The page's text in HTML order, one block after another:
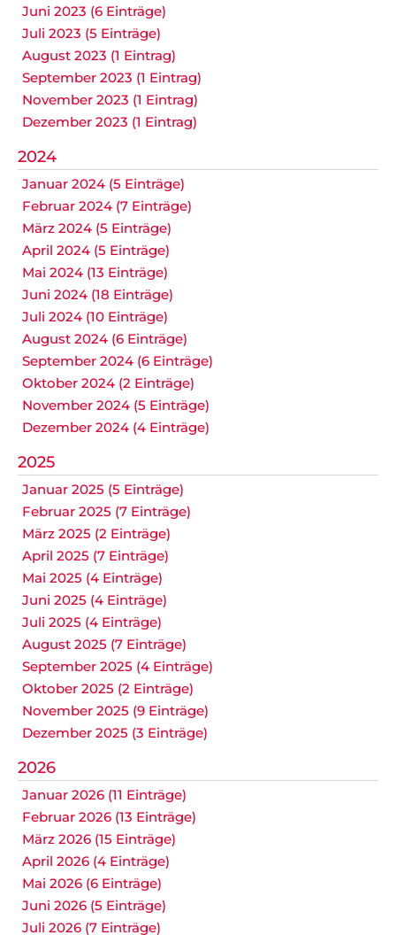
Juni 2023 (6 Einträge)
Juli 2023 (5 Einträge)
August 2023 (1 Eintrag)
September 2023 (1 Eintrag)
November 2023 (1 Eintrag)
Dezember 2023 (1 Eintrag)
2024
Januar 2024 (5 Einträge)
Februar 2024 (7 Einträge)
März 2024 (5 Einträge)
April 2024 (5 Einträge)
Mai 2024 (13 Einträge)
Juni 2024 (18 Einträge)
Juli 2024 (10 Einträge)
August 2024 (6 Einträge)
September 2024 (6 Einträge)
Oktober 2024 (2 Einträge)
November 2024 (5 Einträge)
Dezember 2024 (4 Einträge)
2025
Januar 2025 (5 Einträge)
Februar 2025 (7 Einträge)
März 2025 (2 Einträge)
April 2025 (7 Einträge)
Mai 2025 (4 Einträge)
Juni 2025 (4 Einträge)
Juli 2025 (4 Einträge)
August 2025 (7 Einträge)
September 2025 (4 Einträge)
Oktober 2025 (2 Einträge)
November 2025 (9 Einträge)
Dezember 2025 (3 Einträge)
2026
Januar 2026 (11 Einträge)
Februar 2026 (13 Einträge)
März 2026 (15 Einträge)
April 2026 (4 Einträge)
Mai 2026 (6 Einträge)
Juni 2026 (5 Einträge)
Juli 2026 (7 Einträge)